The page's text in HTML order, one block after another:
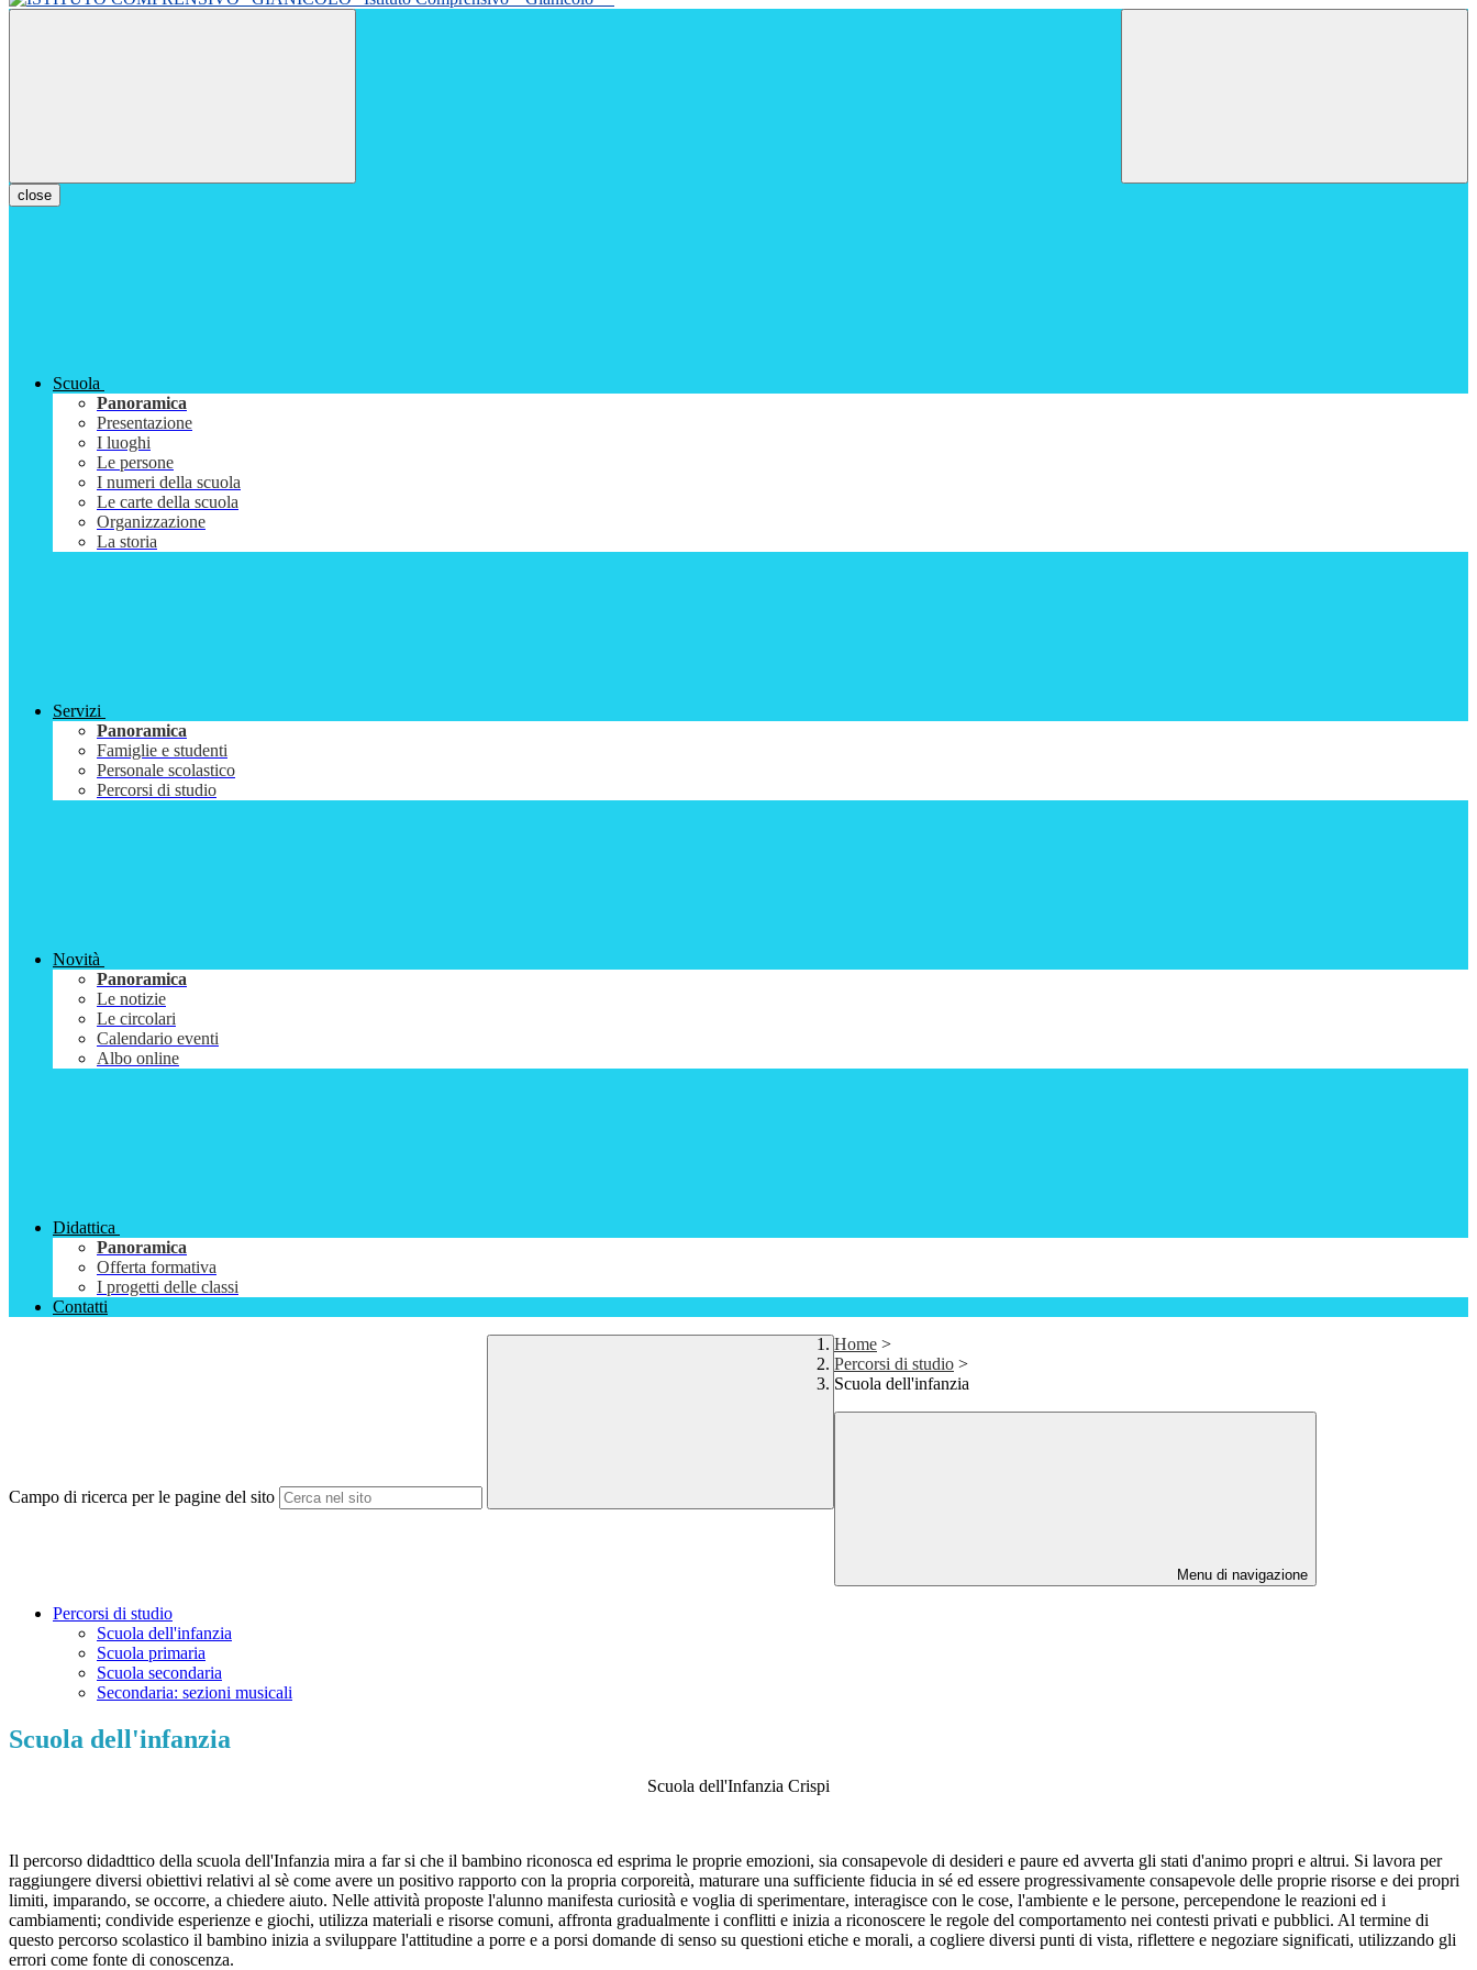
close
Scuola
Panoramica
Presentazione
I luoghi
Le persone
I numeri della scuola
Le carte della scuola
Organizzazione
La storia
Servizi
Panoramica
Famiglie e studenti
Personale scolastico
Percorsi di studio
Novità
Panoramica
Le notizie
Le circolari
Calendario eventi
Albo online
Didattica
Panoramica
Offerta formativa
I progetti delle classi
Contatti
Campo di ricerca per le pagine del sito
Home >
Percorsi di studio >
Scuola dell'infanzia
Menu di navigazione
Percorsi di studio
Scuola dell'infanzia
Scuola primaria
Scuola secondaria
Secondaria: sezioni musicali
Scuola dell'infanzia
Scuola dell'Infanzia Crispi
Il percorso didadttico della scuola dell'Infanzia mira a far si che il bambino riconosca ed esprima le proprie emozioni, sia consapevole di desideri e paure ed avverta gli stati d'animo propri e altrui. Si lavora per
raggiungere diversi obiettivi relativi al sè come avere un positivo rapporto con la propria corporeità, maturare una sufficiente fiducia in sé ed essere progressivamente consapevole delle proprie risorse e dei propri
limiti, imparando, se occorre, a chiedere aiuto. Nelle attività proposte l'alunno manifesta curiosità e voglia di sperimentare, interagisce con le cose, l'ambiente e le persone, percependone le reazioni ed i
cambiamenti; condivide esperienze e giochi, utilizza materiali e risorse comuni, affronta gradualmente i conflitti e inizia a riconoscere le regole del comportamento nei contesti privati e pubblici. Al termine di
questo percorso scolastico il bambino inizia a sviluppare l'attitudine a porre e a porsi domande di senso su questioni etiche e morali, a cogliere diversi punti di vista, riflettere e negoziare significati, utilizzando gli
errori come fonte di conoscenza.